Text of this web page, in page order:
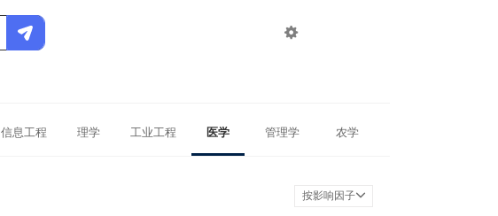

信息工程 理学 工业工程 医学 管理学 农学
按影响因子